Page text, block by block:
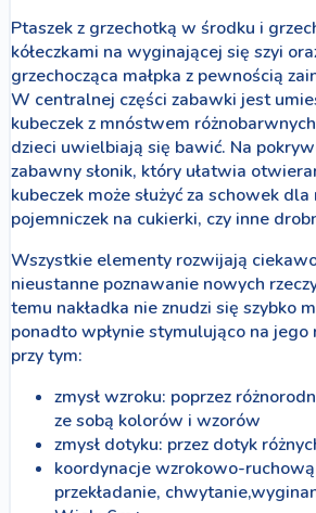
Ptaszek z grzechotką w środku i
kółeczkami na wyginającej się szyi
grzechocząca małpka z pewnością
W centralnej części zabawki jest
kubeczek z mnóstwem
dzieci uwielbiają się bawić. Na
zabawny słonik, który ułatwia
kubeczek może służyć za schowek
pojemniczek na cukierki, czy inne
Wszystkie elementy rozwijają
nieustanne poznawanie nowych
temu nakładka nie znudzi się szybko
ponadto wpłynie stymulująco na jego
przy tym:
zmysł wzroku: poprzez
ze sobą kolorów i wzorów
zmysł dotyku: przez dotyk
koordynacje wzrokowo-
przekładanie,